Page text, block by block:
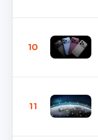
10
11